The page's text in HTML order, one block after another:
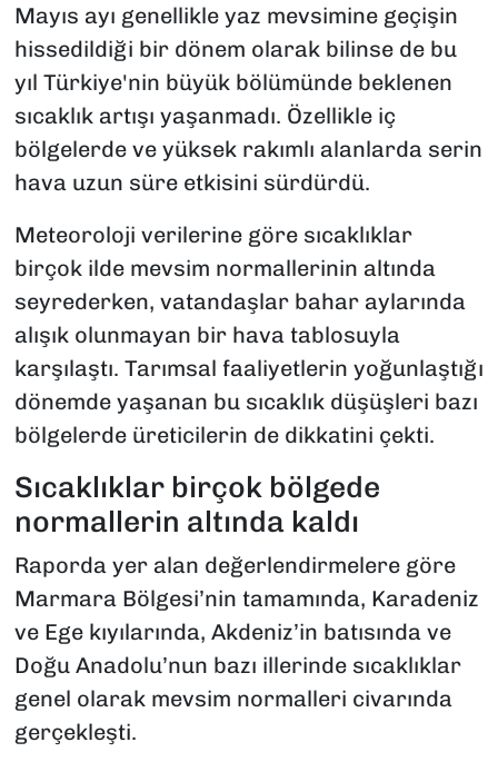
Mayıs ayı genellikle yaz mevsimine geçişin
hissedildiği bir dönem olarak bilinse de bu
yıl Türkiye'nin büyük bölümünde beklenen
sıcaklık artışı yaşanmadı. Özellikle iç
bölgelerde ve yüksek rakımlı alanlarda serin
hava uzun süre etkisini sürdürdü.
Meteoroloji verilerine göre sıcaklıklar
birçok ilde mevsim normallerinin altında
seyrederken, vatandaşlar bahar aylarında
alışık olunmayan bir hava tablosuyla
karşılaştı. Tarımsal faaliyetlerin yoğunlaştığı
dönemde yaşanan bu sıcaklık düşüşleri bazı
bölgelerde üreticilerin de dikkatini çekti.
Sıcaklıklar birçok bölgede
normallerin altında kaldı
Raporda yer alan değerlendirmelere göre
Marmara Bölgesi’nin tamamında, Karadeniz
ve Ege kıyılarında, Akdeniz’in batısında ve
Doğu Anadolu’nun bazı illerinde sıcaklıklar
genel olarak mevsim normalleri civarında
gerçekleşti.